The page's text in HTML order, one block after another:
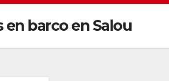
en barco en Salou